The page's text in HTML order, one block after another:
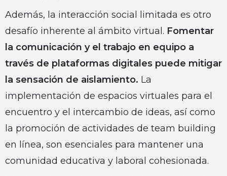
Además, la interacción social limitada es otro
desafío inherente al ámbito virtual. Fomentar
la comunicación y el trabajo en equipo a
través de plataformas digitales puede mitigar
la sensación de aislamiento. La
implementación de espacios virtuales para el
encuentro y el intercambio de ideas, así como
la promoción de actividades de team building
en línea, son esenciales para mantener una
comunidad educativa y laboral cohesionada.